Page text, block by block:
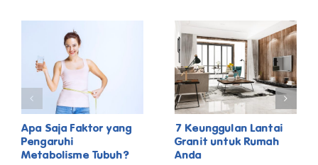
Apa Saja Faktor yang
Pengaruhi
Metabolisme Tubuh?
7 Keunggulan Lantai
Granit untuk Rumah
Anda